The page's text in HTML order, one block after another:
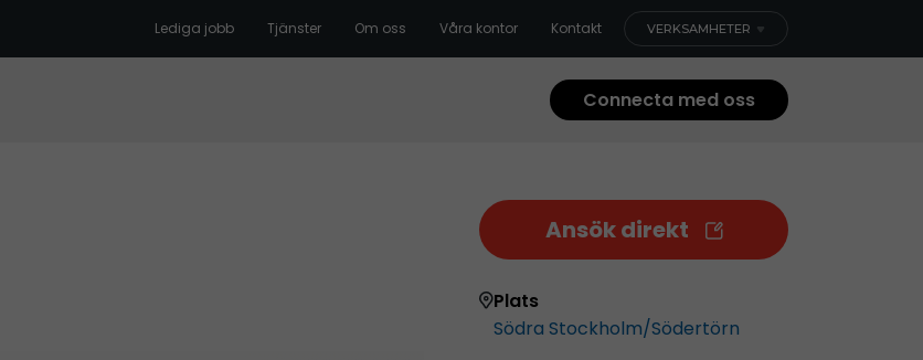
Lediga jobb Tjänster Om oss Våra kontor Kontakt VERKSAMHETER
Connecta med oss
Ansök direkt
Plats
Södra Stockholm/Södertörn